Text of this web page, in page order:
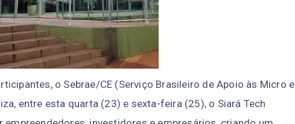
o Sebrae/CE (Serviço Brasileiro de Apoio às Micro e
entre esta quarta (23) e sexta-feira (25), o Siará Tech